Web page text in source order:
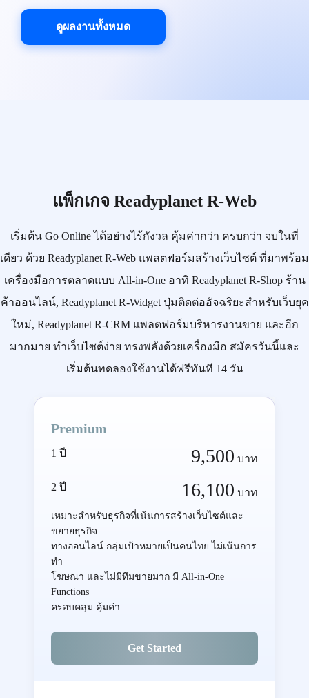
ดูผลงานทั้งหมด
แพ็กเกจ Readyplanet R-Web
เริ่มต้น Go Onlineได้อย่างไร้กังวล คุ้มค่ากว่า ครบกว่า จบในที่
เดียว ด้วย Readyplanet R-Web แพลตฟอร์มสร้างเว็บไซต์ ที่มาพร้อม
เครื่องมือการตลาดแบบ All-in-Oneอาทิ Readyplanet R-Shopร้าน
ค้าออนไลน์, Readyplanet R-Widgetปุ่มติดต่ออัจฉริยะสำหรับเว็บยุค
ใหม่, Readyplanet R-CRMแพลตฟอร์มบริหารงานขาย และอีก
มากมาย ทำเว็บไซต์ง่าย ทรงพลังด้วยเครื่องมือ สมัครวันนี้และ
เริ่มต้นทดลองใช้งานได้ฟรีทันที 14 วัน
Premium
1 ปี 9,500 บาท
2 ปี 16,100 บาท
เหมาะสำหรับธุรกิจที่เน้นการสร้างเว็บไซต์และ
ขยายธุรกิจ
ทางออนไลน์ กลุ่มเป้าหมายเป็นคนไทย ไม่เน้นการ
ทำ
โฆษณา และไม่มีทีมขายมาก มี All-in-One
Functions
ครอบคลุม คุ้มค่า
Get Started